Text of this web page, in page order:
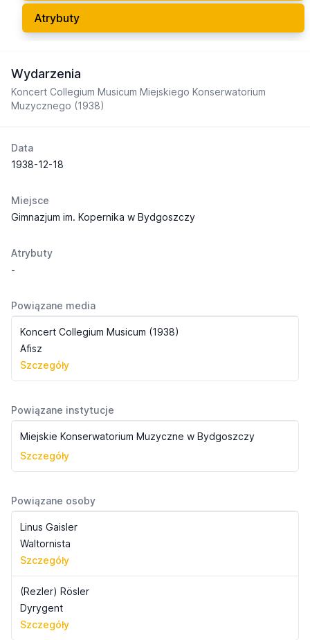
Atrybuty
Wydarzenia
Koncert Collegium Musicum Miejskiego Konserwatorium
Muzycznego (1938)
Data
1938-12-18
Miejsce
Gimnazjum im. Kopernika w Bydgoszczy
Atrybuty
-
Powiązane media
Koncert Collegium Musicum (1938)
Afisz
Szczegóły
Powiązane instytucje
Miejskie Konserwatorium Muzyczne w Bydgoszczy
Szczegóły
Powiązane osoby
Linus Gaisler
Waltornista
Szczegóły
(Rezler) Rösler
Dyrygent
Szczegóły